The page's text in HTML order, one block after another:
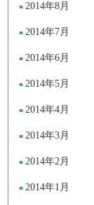
2014年8月
2014年7月
2014年6月
2014年5月
2014年4月
2014年3月
2014年2月
2014年1月